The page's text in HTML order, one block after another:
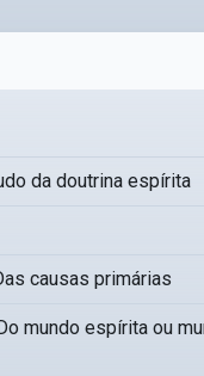
da doutrina espírita
causas primárias
mundo espírita ou